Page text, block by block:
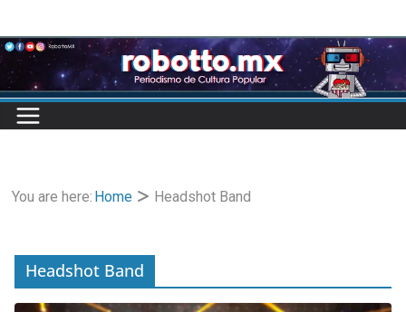
to
content
You are here: Home Headshot Band
Headshot Band